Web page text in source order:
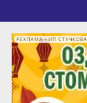
РЕКЛАМА • ИП